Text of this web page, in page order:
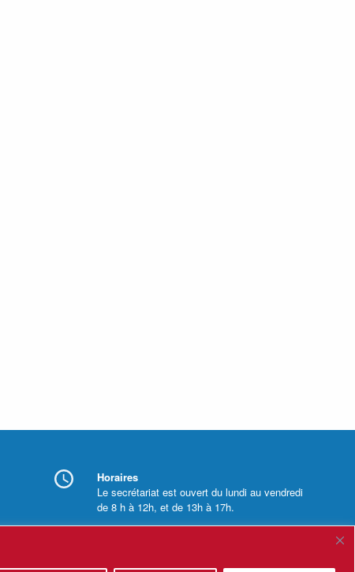
Horaires
Le secrétariat est ouvert du lundi au vendredi
de 8 h à 12h, et de 13h à 17h.